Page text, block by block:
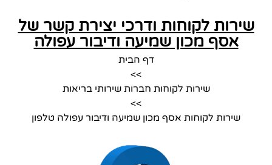
שירות לקוחות ודרכי יצירת קשר של
אסף מכון שמיעה ודיבור עפולה
דף הבית
>>
שירות לקוחות חברות שירותי בריאות
>>
שירות לקוחות אסף מכון שמיעה ודיבור עפולה טלפון